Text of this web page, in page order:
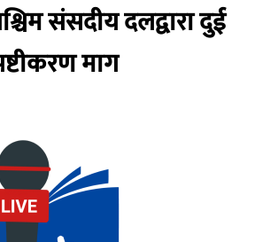
संसदीय दलद्वारा दुई
माग